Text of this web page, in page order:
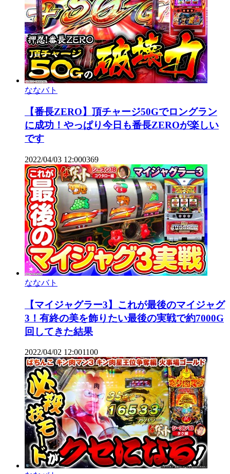
ななバト
【番長ZERO】頂チャージ50Gでロングラン
に成功！やっぱり今日も番長ZEROが楽しい
です
2022/04/03 12:000369
ななバト
【マイジャグラー3】これが最後のマイジャグ
3！有終の美を飾りたい最後の実戦で約7000G
回してきた結果
2022/04/02 12:001100